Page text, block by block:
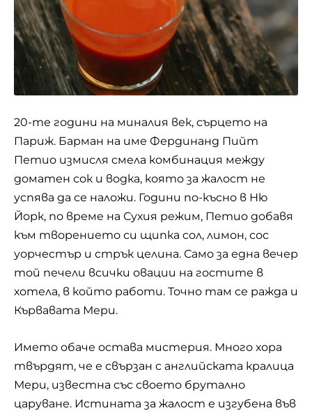
20-те години на миналия век, сърцето на
Париж. Барман на име Фердинанд Пийт
Петио измисля смела комбинация между
доматен сок и водка, която за жалост не
успява да се наложи. Години по-късно в Ню
Йорк, по време на Сухия режим, Петио добавя
към творението си щипка сол, лимон, сос
уорчестър и стрък целина. Само за една вечер
той печели всички овации на гостите в
хотела, в който работи. Точно там се ражда и
Кървавата Мери.
Името обаче остава мистерия. Много хора
твърдят, че е свързан с английската кралица
Мери, известна със своето брутално
царуване. Истината за жалост е изгубена във